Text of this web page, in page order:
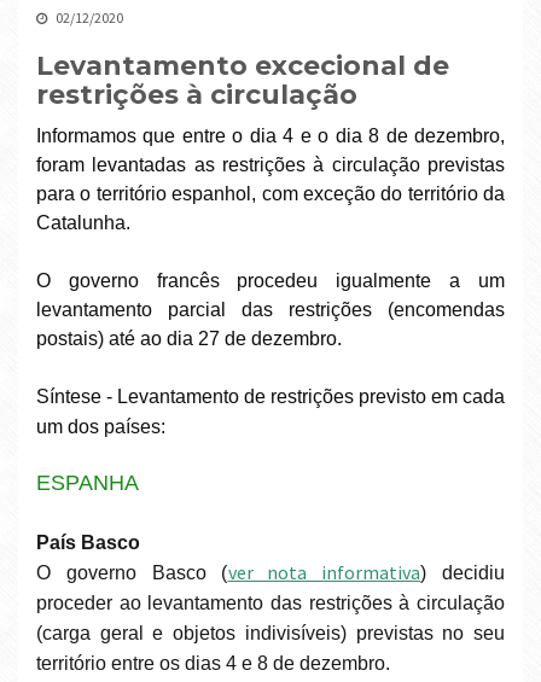
02/12/2020
Levantamento excecional de
restrições à circulação
Informamos que entre o dia 4 e o dia 8 de dezembro,
foram levantadas as restrições à circulação previstas
para o território espanhol, com exceção do território da
Catalunha.
O governo francês procedeu igualmente a um
levantamento parcial das restrições (encomendas
postais) até ao dia 27 de dezembro.
Síntese - Levantamento de restrições previsto em cada
um dos países:
ESPANHA
País Basco
O governo Basco (ver nota informativa) decidiu
proceder ao levantamento das restrições à circulação
(carga geral e objetos indivisíveis) previstas no seu
território entre os dias 4 e 8 de dezembro.